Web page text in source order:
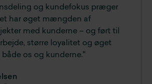
og kundefokus præger
har øget mængden af
med kunderne – og ført til
større loyalitet og øget
os og kunderne."